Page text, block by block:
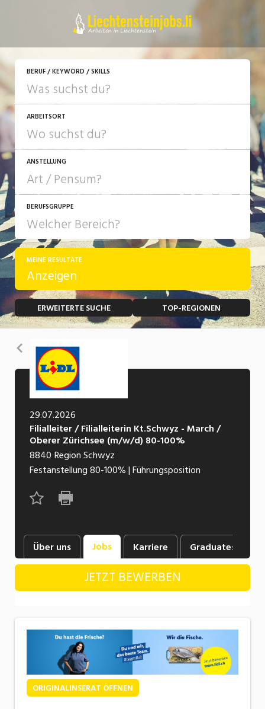
BERUF / KEYWORD / SKILLS
ARBEITSORT
ANSTELLUNG
JOB-TYP
Festanstellung
Temporär (befristet)
Freelance
Praktikum
Lehrstelle
Ferienjob
POSITION
Führungsposition
Management / Kader
BERUFSGRUPPE
Bank, Versicherung
Bau, Handwerk, Elektro
Bildung, Kunst, Design, Soziale Berufe, Sport
Consulting, Human Resources
Einkauf, Logistik, Transport, Verkehr
Engineering, Technik, Architektur
Finanzen, Controlling, Treuhand, Recht
Gartenbau, Landwirtschaft, Forstwirtschaft
Lebensmittel
Industrie, Maschinenbau, Anlagenbau,
Produktion
Informatik, Telekommunikation
Körperpflege, Wellness
Marketing, Kommunikation, Medien, Druck
Mechanik, Elektronik, Optik, Textil (Fertigung)
Medizin, Gesundheitswesen, Pflege
MEINE RESULTATE
Anzeigen
ERWEITERTE SUCHE TOP-REGIONEN
Zurück
JETZT BEWERBEN
29.07.2026
Filialleiter / Filialleiterin Kt.Schwyz - March /
Oberer Zürichsee (m/w/d) 80-100%
8840 Region Schwyz
Festanstellung80-100%|Führungsposition
Über uns Jobs Karriere Graduates
JETZT BEWERBEN
ORIGINALINSERAT ÖFFNEN